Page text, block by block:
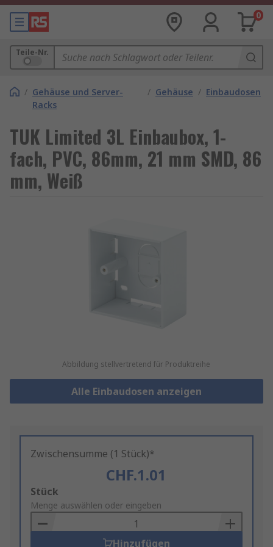
0
Teile-Nr.
/ Gehäuse und Server-
Racks
/ Gehäuse / Einbaudosen
TUK Limited 3L Einbaubox, 1-
fach, PVC, 86mm, 21 mm SMD, 86
mm, Weiß
Abbildung stellvertretend für Produktreihe
Alle Einbaudosen anzeigen
Zwischensumme (1 Stück)*
CHF.1.01
Add
to
Basket
Stück
Menge auswählen oder eingeben
Hinzufügen